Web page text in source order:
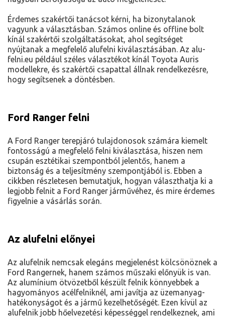
Érdemes szakértői tanácsot kérni, ha bizonytalanok
vagyunk a választásban. Számos online és offline bolt
kínál szakértői szolgáltatásokat, ahol segítséget
nyújtanak a megfelelő alufelni kiválasztásában. Az alu-
felni.eu például széles választékot kínál Toyota Auris
modellekre, és szakértői csapattal állnak rendelkezésre,
hogy segítsenek a döntésben.
Ford Ranger felni
A Ford Ranger terepjáró tulajdonosok számára kiemelt
fontosságú a megfelelő felni kiválasztása, hiszen nem
csupán esztétikai szempontból jelentős, hanem a
biztonság és a teljesítmény szempontjából is. Ebben a
cikkben részletesen bemutatjuk, hogyan választhatja ki a
legjobb felnit a Ford Ranger járművéhez, és mire érdemes
figyelnie a vásárlás során.
Az alufelni előnyei
Az alufelnik nemcsak elegáns megjelenést kölcsönöznek a
Ford Rangernek, hanem számos műszaki előnyük is van.
Az alumínium ötvözetből készült felnik könnyebbek a
hagyományos acélfelniknél, ami javítja az üzemanyag-
hatékonyságot és a jármű kezelhetőségét. Ezen kívül az
alufelnik jobb hőelvezetési képességgel rendelkeznek, ami